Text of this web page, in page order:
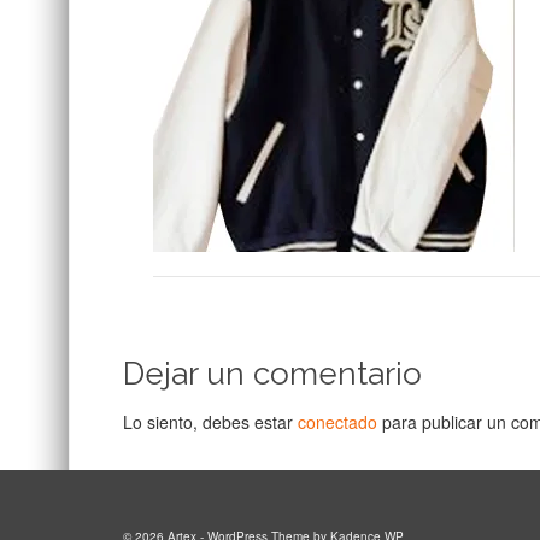
Dejar un comentario
Lo siento, debes estar conectado para publicar un
© 2026 Artex - WordPress Theme by Kadence WP